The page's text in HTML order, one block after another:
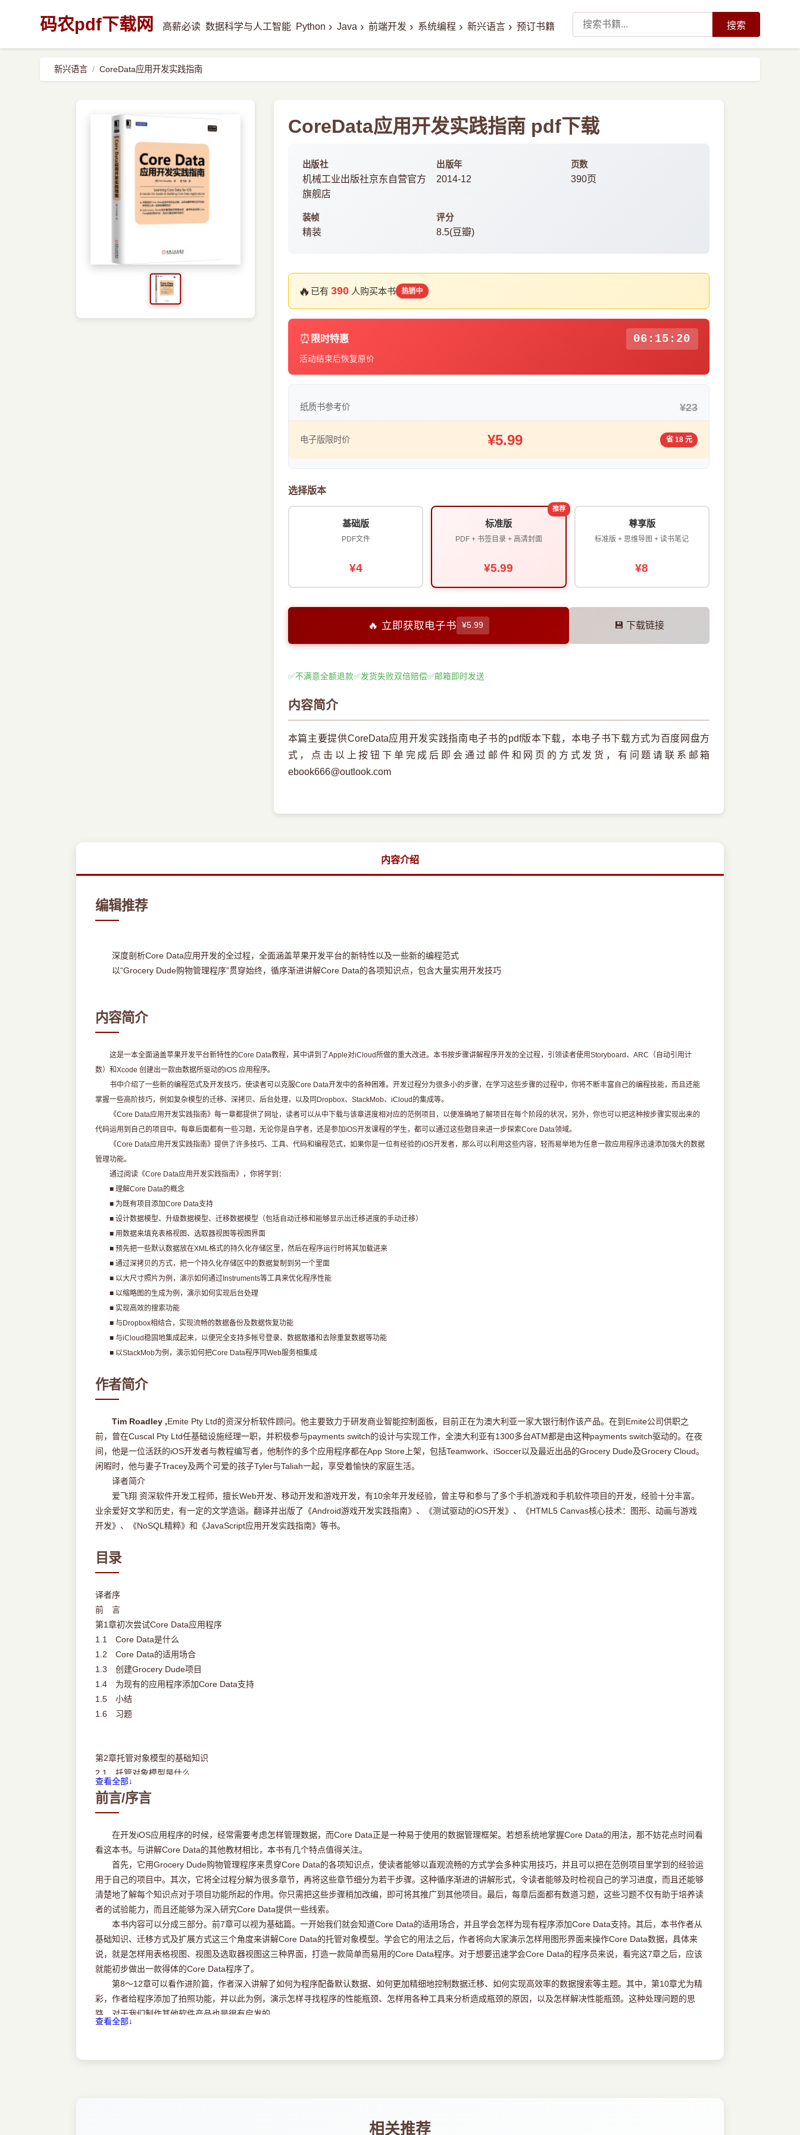
码农pdf下载网 高薪必读 数据科学与人工智能 Python › Java › 前端开发 › 系统编程 › 新兴语言 › 预订书籍 搜索
新兴语言 CoreData应用开发实践指南
CoreData应用开发实践指南 pdf下载
出版社
机械工业出版社京东自营官方
旗舰店
出版年
2014-12
页数
390页
装帧
精装
评分
8.5(豆瓣)
🔥 已有 390人购买本书 热销中
⏰ 限时特惠 06:15:19
活动结束后恢复原价
纸质书参考价 ¥23
电子版限时价 ¥5.99 省 18 元
选择版本
基础版
PDF文件
¥4
推荐
标准版
PDF + 书签目录 + 高清封面
¥5.99
尊享版
标准版 + 思维导图 + 读书笔记
¥8
🔥 立即获取电子书 ¥5.99 💾 下载链接
✅不满意全额退款✅发货失败双倍赔偿✅邮箱即时发送
内容简介
本篇主要提供CoreData应用开发实践指南电子书的pdf版本下载，本电子书下载方式为百度网盘方
式，点击以上按钮下单完成后即会通过邮件和网页的方式发货，有问题请联系邮箱
ebook666@outlook.com
内容介绍
编辑推荐
深度剖析Core Data应用开发的全过程，全面涵盖苹果开发平台的新特性以及一些新的编程范式
以“Grocery Dude购物管理程序”贯穿始终，循序渐进讲解Core Data的各项知识点，包含大量实用开发技巧
内容简介
这是一本全面涵盖苹果开发平台新特性的Core Data教程，其中讲到了Apple对iCloud所做的重大改进。本书按步骤讲解程序开发的全过程，引领读者使用Storyboard、ARC（自动引用计
数）和Xcode 创建出一款由数据所驱动的iOS 应用程序。
书中介绍了一些新的编程范式及开发技巧，使读者可以克服Core Data开发中的各种困难。开发过程分为很多小的步骤，在学习这些步骤的过程中，你将不断丰富自己的编程技能，而且还能
掌握一些高阶技巧，例如复杂模型的迁移、深拷贝、后台处理，以及同Dropbox、StackMob、iCloud的集成等。
《Core Data应用开发实践指南》每一章都提供了网址，读者可以从中下载与该章进度相对应的范例项目，以便准确地了解项目在每个阶段的状况，另外，你也可以把这种按步骤实现出来的
代码运用到自己的项目中。每章后面都有一些习题，无论你是自学者，还是参加iOS开发课程的学生，都可以通过这些题目来进一步探索Core Data领域。
《Core Data应用开发实践指南》提供了许多技巧、工具、代码和编程范式，如果你是一位有经验的iOS开发者，那么可以利用这些内容，轻而易举地为任意一款应用程序迅速添加强大的数据
管理功能。
通过阅读《Core Data应用开发实践指南》，你将学到：
■ 理解Core Data的概念
■ 为既有项目添加Core Data支持
■ 设计数据模型、升级数据模型、迁移数据模型（包括自动迁移和能够显示出迁移进度的手动迁移）
■ 用数据来填充表格视图、选取器视图等视图界面
■ 预先把一些默认数据放在XML格式的持久化存储区里，然后在程序运行时将其加载进来
■ 通过深拷贝的方式，把一个持久化存储区中的数据复制到另一个里面
■ 以大尺寸照片为例，演示如何通过Instruments等工具来优化程序性能
■ 以缩略图的生成为例，演示如何实现后台处理
■ 实现高效的搜索功能
■ 与Dropbox相结合，实现流畅的数据备份及数据恢复功能
■ 与iCloud稳固地集成起来，以便完全支持多帐号登录、数据散播和去除重复数据等功能
■ 以StackMob为例，演示如何把Core Data程序同Web服务相集成
作者简介
Tim Roadley ,Emite Pty Ltd的资深分析软件顾问。他主要致力于研发商业智能控制面板，目前正在为澳大利亚一家大银行制作该产品。在到Emite公司供职之
前，曾在Cuscal Pty Ltd任基础设施经理一职，并积极参与payments switch的设计与实现工作，全澳大利亚有1300多台ATM都是由这种payments switch驱动的。在夜
间，他是一位活跃的iOS开发者与教程编写者，他制作的多个应用程序都在App Store上架，包括Teamwork、iSoccer以及最近出品的Grocery Dude及Grocery Cloud。
闲暇时，他与妻子Tracey及两个可爱的孩子Tyler与Taliah一起，享受着愉快的家庭生活。
译者简介
爱飞翔 资深软件开发工程师，擅长Web开发、移动开发和游戏开发，有10余年开发经验，曾主导和参与了多个手机游戏和手机软件项目的开发，经验十分丰富。
业余爱好文学和历史，有一定的文学造诣。翻译并出版了《Android游戏开发实践指南》、《测试驱动的iOS开发》、《HTML5 Canvas核心技术：图形、动画与游戏
开发》、《NoSQL精粹》和《JavaScript应用开发实践指南》等书。
目录
译者序
前 言
第1章初次尝试Core Data应用程序
1.1 Core Data是什么
1.2 Core Data的适用场合
1.3 创建Grocery Dude项目
1.4 为现有的应用程序添加Core Data支持
1.5 小结
1.6 习题
第2章托管对象模型的基础知识
2.1 托管对象模型是什么
2.2 添加托管对象模型
2.3 实体
2.5 Integer 16、Integer 32与Integer
2.6 单精度浮点数与双精度浮点数
2.7 属性的各种设置选项
2.8 创建NSManagedObject的子类
2.9 Scalar Properties for Primitive Data Types选项
2.10 代码片段：demo方法
2.11 创建托管对象
2.12 后端SQL的可见性
2.13 获取托管对象
2.14 删除托管对象
2.15 小结
2.16 习题
查看全部↓
前言/序言
在开发iOS应用程序的时候，经常需要考虑怎样管理数据，而Core Data正是一种易于使用的数据管理框架。若想系统地掌握Core Data的用法，那不妨花点时间看
看这本书。与讲解Core Data的其他教材相比，本书有几个特点值得关注。
首先，它用Grocery Dude购物管理程序来贯穿Core Data的各项知识点，使读者能够以直观流畅的方式学会多种实用技巧，并且可以把在范例项目里学到的经验运
用于自己的项目中。其次，它将全过程分解为很多章节，再将这些章节细分为若干步骤。这种循序渐进的讲解形式，令读者能够及时检视自己的学习进度，而且还能够
清楚地了解每个知识点对于项目功能所起的作用。你只需把这些步骤稍加改编，即可将其推广到其他项目。最后，每章后面都有数道习题，这些习题不仅有助于培养读
者的试验能力，而且还能够为深入研究Core Data提供一些线索。
本书内容可以分成三部分。前7章可以视为基础篇。一开始我们就会知道Core Data的适用场合，并且学会怎样为现有程序添加Core Data支持。其后，本书作者从
基础知识、迁移方式及扩展方式这三个角度来讲解Core Data的托管对象模型。学会它的用法之后，作者将向大家演示怎样用图形界面来操作Core Data数据，具体来
说，就是怎样用表格视图、视图及选取器视图这三种界面，打造一款简单而易用的Core Data程序。对于想要迅速学会Core Data的程序员来说，看完这7章之后，应该
就能初步做出一款得体的Core Data程序了。
第8～12章可以看作进阶篇，作者深入讲解了如何为程序配备默认数据、如何更加精细地控制数据迁移、如何实现高效率的数据搜索等主题。其中，第10章尤为精
彩，作者给程序添加了拍照功能，并以此为例，演示怎样寻找程序的性能瓶颈、怎样用各种工具来分析造成瓶颈的原因，以及怎样解决性能瓶颈。这种处理问题的思
路，对于我们制作其他软件产品也是很有启发的。
最后4章应该算是扩展篇，通过与各种网络框架相集成，我们能够优雅地实现数据备份、数据恢复、多台设备间的数据同步以及多人协作等功能，从而进一步提高
成起来。
查看全部↓
相关推荐